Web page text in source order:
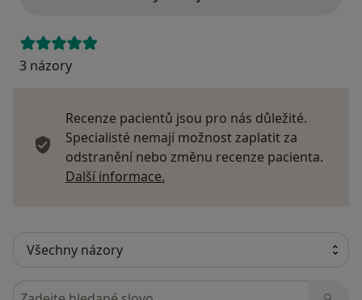
3 názory
Recenze pacientů jsou pro nás důležité.
Specialisté nemají možnost zaplatit za
odstranění nebo změnu recenze pacienta.
Další informace.
Hledejte v názorech